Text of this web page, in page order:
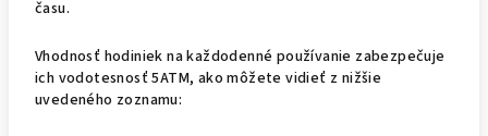
času.
Vhodnosť hodiniek na každodenné používanie zabezpečuje
ich vodotesnosť 5ATM, ako môžete vidieť z nižšie
uvedeného zoznamu: